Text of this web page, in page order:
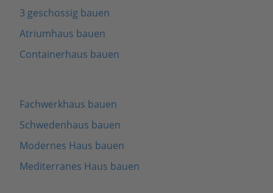
3 geschossig bauen
Atriumhaus bauen
Containerhaus bauen
Fachwerkhaus bauen
Schwedenhaus bauen
Modernes Haus bauen
Mediterranes Haus bauen